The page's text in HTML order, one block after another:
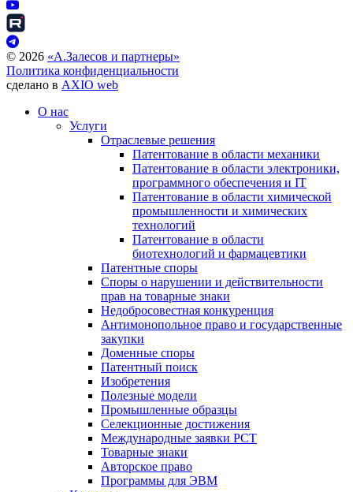
© 2026 «А.Залесов и партнеры»
Политика конфиденциальности
сделано в AXIO web
О нас
Услуги
Отраслевые решения
Патентование в области механики
Патентование в области электроники,
программного обеспечения и IT
Патентование в области химической
промышленности и химических
технологий
Патентование в области
биотехнологий и фармацевтики
Патентные споры
Споры о нарушении и действительности
прав на товарные знаки
Недобросовестная конкуренция
Антимонопольное право и государственные
закупки
Доменные споры
Патентный поиск
Изобретения
Полезные модели
Промышленные образцы
Селекционные достижения
Международные заявки PCT
Товарные знаки
Авторское право
Программы для ЭВМ